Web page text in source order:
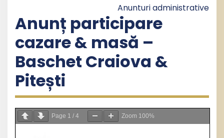
Anunturi administrative
Anunț participare
cazare & masă –
Baschet Craiova &
Pitești
Page 1 / 4 Zoom 100%